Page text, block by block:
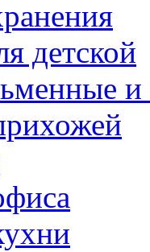
детской